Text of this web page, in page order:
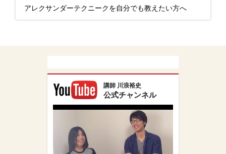
アレクサンダーテクニークを自分でも教えたい方へ
講師 川浪裕史
公式チャンネル